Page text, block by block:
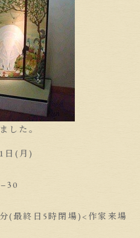
した。
日(月)
(最終日5時閉場)<作家来場